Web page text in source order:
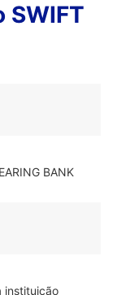
SWIFT
BANK
instituição